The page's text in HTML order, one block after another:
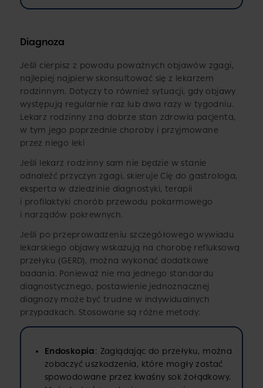
Diagnoza
Jeśli cierpisz z powodu poważnych objawów zgagi,
najlepiej najpierw skonsultować się z lekarzem
rodzinnym. Dotyczy to również sytuacji, gdy objawy
występują regularnie raz lub dwa razy w tygodniu.
Lekarz rodzinny zna dobrze stan zdrowia pacjenta,
w tym jego poprzednie choroby i przyjmowane
przez niego leki
Jeśli lekarz rodzinny sam nie będzie w stanie
odnaleźć przyczyn zgagi, skieruje Cię do gastrologa,
eksperta w dziedzinie diagnostyki, terapii
i profilaktyki chorób przewodu pokarmowego
i narządów pokrewnych.
Jeśli po przeprowadzeniu szczegółowego wywiadu
lekarskiego objawy wskazują na chorobę refluksową
przełyku (GERD), można wykonać dodatkowe
badania. Ponieważ nie ma jednego standardu
diagnostycznego, postawienie jednoznacznej
diagnozy może być trudne w indywidualnych
przypadkach. Stosowane są różne metody:
Endoskopia: Zaglądając do przełyku, można
zobaczyć uszkodzenia, które mogły zostać
spowodowane przez kwaśny sok żołądkowy.